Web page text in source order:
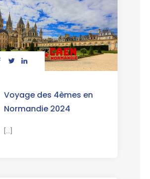
Voyage des 4èmes en
Normandie 2024
[...]